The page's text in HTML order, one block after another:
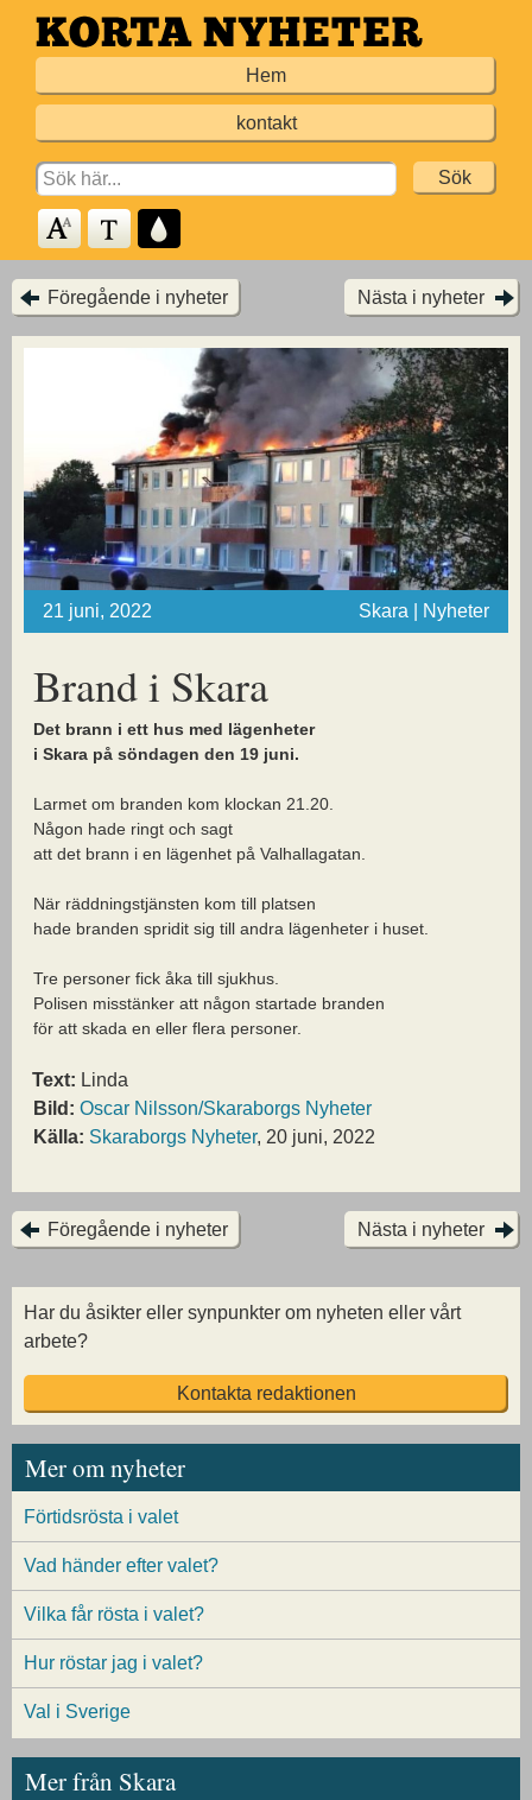
Hoppa
till
Hem
kontakt
Search
for:
Föregående i nyheter Nästa i nyheter
21 juni, 2022 Skara | Nyheter
Brand i Skara
Det brann i ett hus med lägenheter
i Skara på söndagen den 19 juni.
Larmet om branden kom klockan 21.20.
Någon hade ringt och sagt
att det brann i en lägenhet på Valhallagatan.
När räddningstjänsten kom till platsen
hade branden spridit sig till andra lägenheter i huset.
Tre personer fick åka till sjukhus.
Polisen misstänker att någon startade branden
för att skada en eller flera personer.
Text: Linda
Bild: Oscar Nilsson/Skaraborgs Nyheter
Källa: Skaraborgs Nyheter, 20 juni, 2022
Föregående i nyheter Nästa i nyheter
Har du åsikter eller synpunkter om nyheten eller vårt
arbete?
Kontakta redaktionen
Mer om nyheter
Förtidsrösta i valet
Vad händer efter valet?
Vilka får rösta i valet?
Hur röstar jag i valet?
Val i Sverige
Mer från Skara